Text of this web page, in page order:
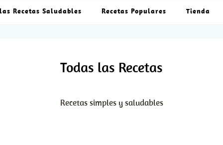
Recetas Saludables Recetas Populares Tienda
Todas las Recetas
Recetas simples y saludables